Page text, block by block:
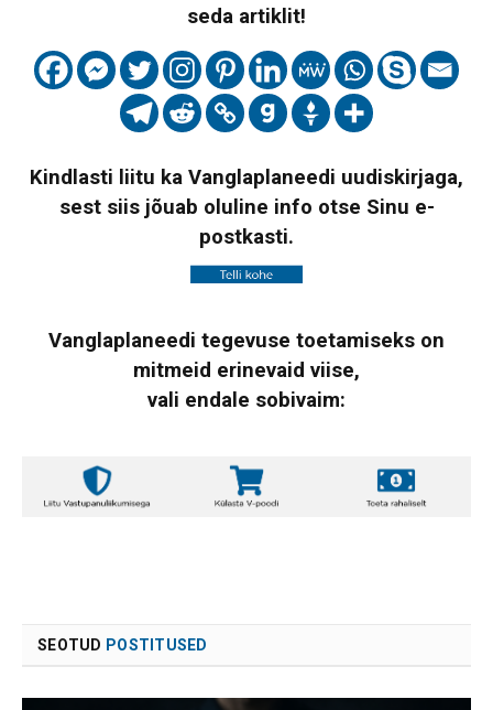
seda artiklit!
Kindlasti liitu ka Vanglaplaneedi uudiskirjaga,
sest siis jõuab oluline info otse Sinu e-
postkasti.
Vanglaplaneedi tegevuse toetamiseks on
mitmeid erinevaid viise,
vali endale sobivaim:
SEOTUD POSTITUSED